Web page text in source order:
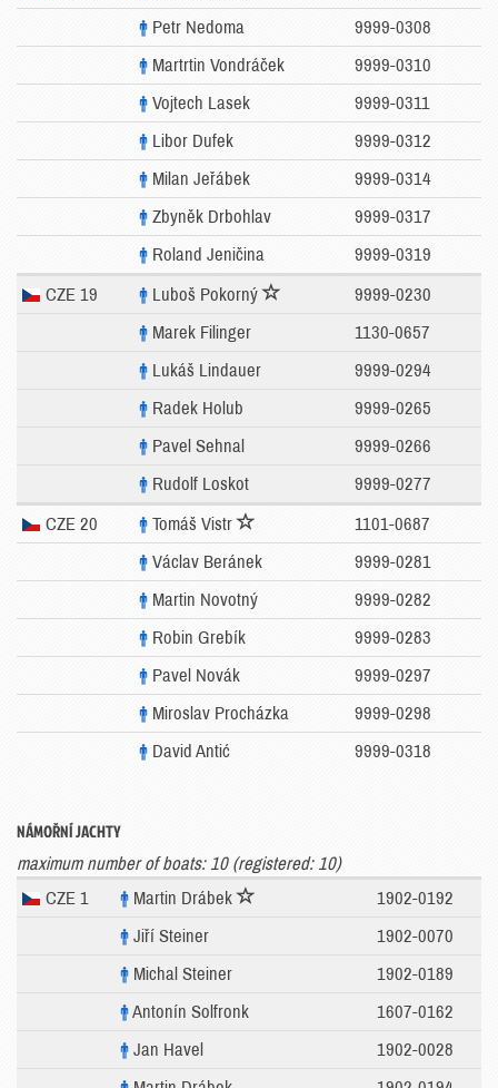
Petr Nedoma
9999-0308
Martrtin Vondráček
9999-0310
Vojtech Lasek
9999-0311
Libor Dufek
9999-0312
Milan Jeřábek
9999-0314
Zbyněk Drbohlav
9999-0317
Roland Jeničina
9999-0319
CZE 19 Luboš Pokorný
9999-0230
Marek Filinger
1130-0657
Lukáš Lindauer
9999-0294
Radek Holub
9999-0265
Pavel Sehnal
9999-0266
Rudolf Loskot
9999-0277
CZE 20 Tomáš Vistr
1101-0687
Václav Beránek
9999-0281
Martin Novotný
9999-0282
Robin Grebík
9999-0283
Pavel Novák
9999-0297
Miroslav Procházka
9999-0298
David Antić
9999-0318
NÁMOŘNÍ JACHTY
maximum number of boats: 10 (registered: 10)
CZE 1
Martin Drábek
1902-0192
Jiří Steiner
1902-0070
Michal Steiner
1902-0189
Antonín Solfronk
1607-0162
Jan Havel
1902-0028